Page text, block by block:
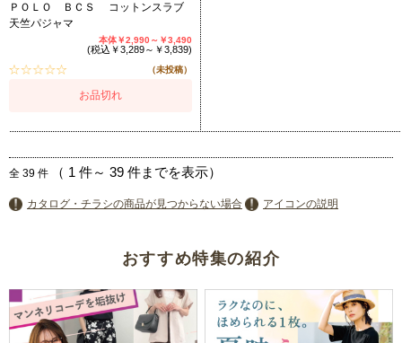
ＰＯＬＯ ＢＣＳ コットンスラブ
天竺パジャマ
本体￥2,990～￥3,490
(税込￥3,289～￥3,839)
（未投稿）
お品切れ
全 39 件 （ 1 件～ 39 件までを表示）
カタログ・チラシの商品が見つからない場合 アイコンの説明
おすすめ特集の紹介